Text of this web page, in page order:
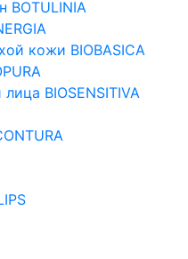
кожи BIOBASICA
BIOSENSITIVA